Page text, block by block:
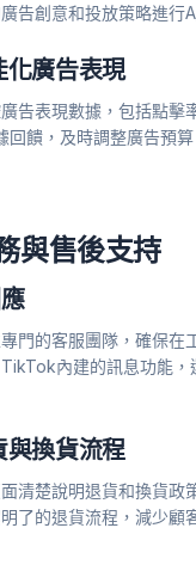
廣告創意和投放策略進行
化廣告表現
廣告表現數據，包括點擊
回饋，及時調整廣告預
與售後支持
專門的客服團隊，確保在
TikTok內建的訊息功能
與換貨流程
面清楚說明退貨和換貨政
明了的退貨流程，減少顧